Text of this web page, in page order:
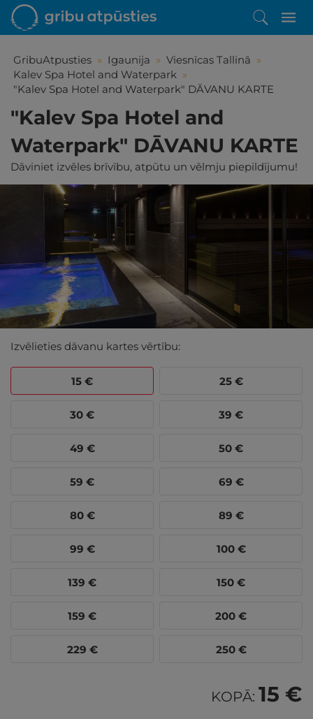
GribuAtpusties » Igaunija » Viesnīcas Tallinā »
Kalev Spa Hotel and Waterpark »
"Kalev Spa Hotel and Waterpark" DĀVANU KARTE
"Kalev Spa Hotel and
Waterpark" DĀVANU KARTE
Dāviniet izvēles brīvību, atpūtu un vēlmju piepildījumu!
Izvēlieties dāvanu kartes vērtību:
15 € 25 €
30 € 39 €
49 € 50 €
59 € 69 €
80 € 89 €
99 € 100 €
139 € 150 €
159 € 200 €
229 € 250 €
KOPĀ: 15 €